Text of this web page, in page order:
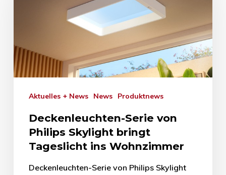
Aktuelles + News News Produktnews
Deckenleuchten-Serie von
Philips Skylight bringt
Tageslicht ins Wohnzimmer
Deckenleuchten-Serie von Philips Skylight